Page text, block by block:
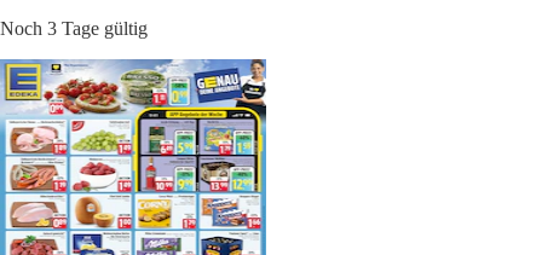
Noch 3 Tage gültig